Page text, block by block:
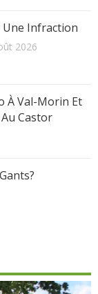
Infraction
2026
À Val-Morin Et
Castor